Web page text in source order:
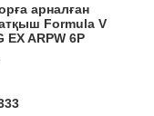
арналған
Formula V
EX ARPW 6P